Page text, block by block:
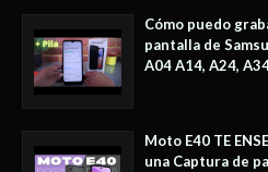
Cómo puedo
pantalla de
A04 A14, A24,
Moto E40 TE
una Captura de